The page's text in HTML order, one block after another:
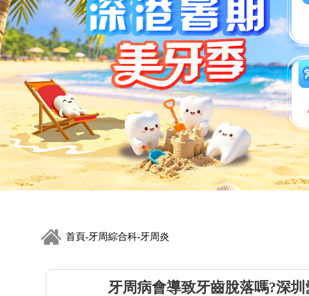
首頁-牙周綜合科-牙周炎
牙周病會導致牙齒脫落嗎?深